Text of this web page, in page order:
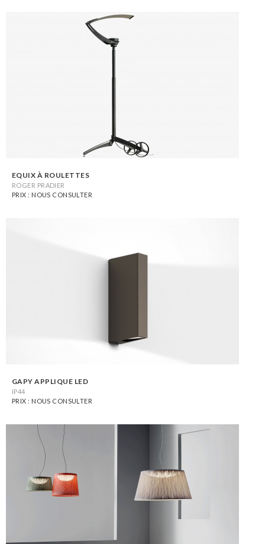
EQUIX À ROULETTES
ROGER PRADIER
PRIX : NOUS CONSULTER
GAPY APPLIQUE LED
IP44
PRIX : NOUS CONSULTER